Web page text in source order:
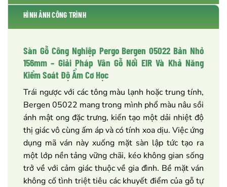
HÌNH ẢNH CÔNG TRÌNH
Sàn Gỗ Công Nghiệp Pergo Bergen 05022 Bản Nhỏ
156mm – Giải Pháp Vân Gỗ Nổi EIR Và Khả Năng
Kiểm Soát Độ Ẩm Cơ Học
Trái ngược với các tông màu lạnh hoặc trung tính,
Bergen 05022 mang trong mình phổ màu nâu sồi
ánh mật ong đặc trưng, kiến tạo một dải nhiệt độ
thị giác vô cùng ấm áp và có tính xoa dịu. Việc ứng
dụng mã ván này xuống mặt sàn lập tức tạo ra
một lớp nền tảng vững chãi, kéo không gian sống
trở về với cảm giác thuộc về gia đình. Bề mặt ván
không cố tình triệt tiêu các khuyết điểm của gỗ tự